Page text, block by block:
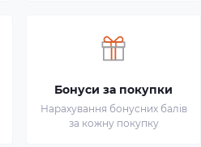
Бонуси за покупки
Нарахування бонусних балів
за кожну покупку